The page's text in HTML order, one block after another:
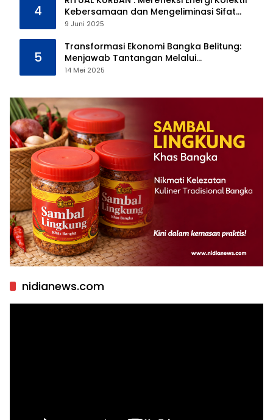
4
Kebersamaan dan Mengeliminasi Sifat
Kebinatangan Manusia
9 Juni 2025
5
Transformasi Ekonomi Bangka Belitung:
Menjawab Tantangan Melalui
Pengelolaan Sumber Daya Alam yang
14 Mei 2025
nidianews.com